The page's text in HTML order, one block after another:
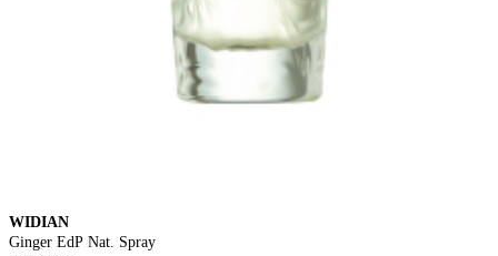
WIDIAN
Ginger EdP Nat. Spray